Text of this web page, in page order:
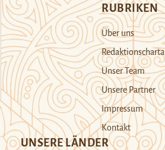
RUBRIKEN
Über uns
Redaktionscharta
Unser Team
Unsere Partner
Impressum
Kontakt
UNSERE LÄNDER